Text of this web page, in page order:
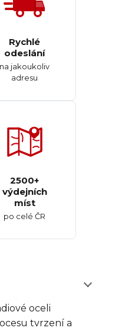
Rychlé
odeslání
na jakoukoliv
adresu
2500+
výdejních
míst
po celé ČR
oceli
tvrzení a